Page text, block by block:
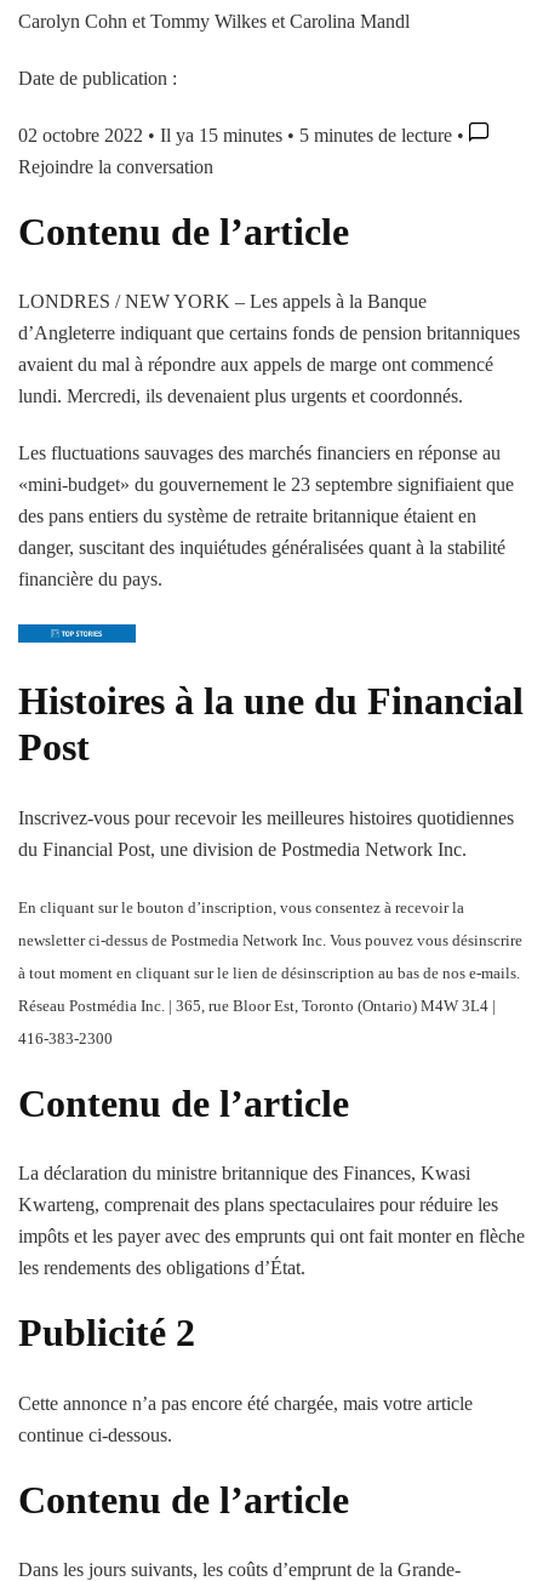
Carolyn Cohn et Tommy Wilkes et Carolina Mandl
Date de publication :
02 octobre 2022 • Il ya 15 minutes • 5 minutes de lecture •
Rejoindre la conversation
Contenu de l’article
LONDRES / NEW YORK – Les appels à la Banque
d’Angleterre indiquant que certains fonds de pension britanniques
avaient du mal à répondre aux appels de marge ont commencé
lundi. Mercredi, ils devenaient plus urgents et coordonnés.
Les fluctuations sauvages des marchés financiers en réponse au
«mini-budget» du gouvernement le 23 septembre signifiaient que
des pans entiers du système de retraite britannique étaient en
danger, suscitant des inquiétudes généralisées quant à la stabilité
financière du pays.
Histoires à la une du Financial
Post
Inscrivez-vous pour recevoir les meilleures histoires quotidiennes
du Financial Post, une division de Postmedia Network Inc.
En cliquant sur le bouton d’inscription, vous consentez à recevoir la
newsletter ci-dessus de Postmedia Network Inc. Vous pouvez vous désinscrire
à tout moment en cliquant sur le lien de désinscription au bas de nos e-mails.
Réseau Postmédia Inc. | 365, rue Bloor Est, Toronto (Ontario) M4W 3L4 |
416-383-2300
Contenu de l’article
La déclaration du ministre britannique des Finances, Kwasi
Kwarteng, comprenait des plans spectaculaires pour réduire les
impôts et les payer avec des emprunts qui ont fait monter en flèche
les rendements des obligations d’État.
Publicité 2
Cette annonce n’a pas encore été chargée, mais votre article
continue ci-dessous.
Contenu de l’article
Dans les jours suivants, les coûts d’emprunt de la Grande-